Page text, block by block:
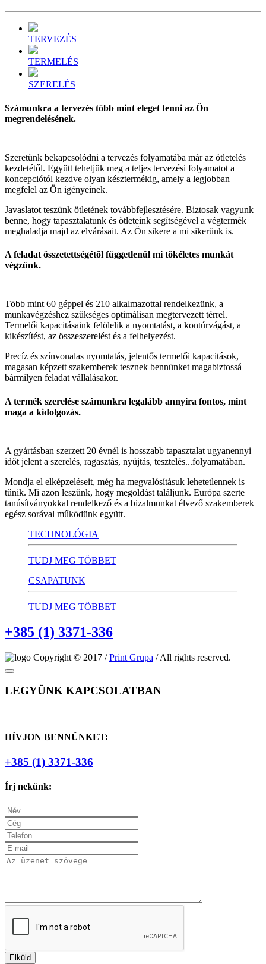
TERVEZÉS
TERMELÉS
SZERELÉS
Számunkra a tervezés több mint eleget tenni az Ön
megrendelésének.
Szeretünk bekapcsolódni a tervezés folyamatába már az ötletelés
kezdetétől. Együtt tehetjük meg a teljes tervezési folyamatot a
koncepciótól kezdve olyan késztermékig, amely a legjobban
megfelel az Ön igényeinek.
Javaslatot teszünk ötletének továbbfejlesztésére. Biztosak vagyunk
benne, hogy tapasztalatunk és ötleteink segítségével a végtermék
meghaladja majd az elvárásait. Az Ön sikere a mi sikerünk is.
A feladat összetettségétől függetlenül mi tökéletes munkát
végzünk.
Több mint 60 géppel és 210 alkalmazottal rendelkezünk, a
munkavégzéshez szükséges optimálisan megtervezett térrel.
Termelői kapacitásaink felölelik a nyomtatást, a kontúrvágást, a
kikészítést, az összeszerelést és a felhelyezést.
Precíz és színvonalas nyomtatás, jelentős termelői kapacitások,
magasan képzett szakemberek tesznek bennünket magabiztossá
bármilyen feladat vállalásakor.
A termék szerelése számunkra legalább annyira fontos, mint
maga a kidolgozás.
A gyártásban szerzett 20 évnél is hosszabb tapasztalat ugyanennyi
időt jelent a szerelés, ragasztás, nyújtás, tesztelés...folyamatában.
Mondja el elképzeléseit, még ha megvalósításuk lehetetlennek is
tűnik. Mi azon leszünk, hogy megoldást találjunk. Európa szerte
tanúsítványokkal rendelkező és a bizalmunkat élvező szakemberek
egész sorával működünk együtt.
TECHNOLÓGIA
TUDJ MEG TÖBBET
CSAPATUNK
TUDJ MEG TÖBBET
+385 (1) 3371-336
Copyright © 2017 /Print Grupa / All rights reserved.
LEGYÜNK KAPCSOLATBAN
HÍVJON BENNÜNKET:
+385 (1) 3371-336
Írj nekünk: